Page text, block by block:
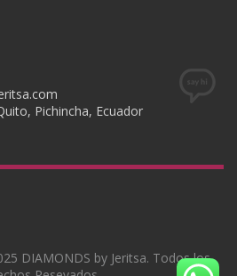
Pichincha, Ecuador
DIAMONDS by Jeritsa. Todos los